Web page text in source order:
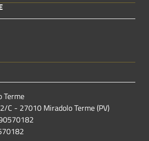
Terme
C - 27010 Miradolo Terme (PV)